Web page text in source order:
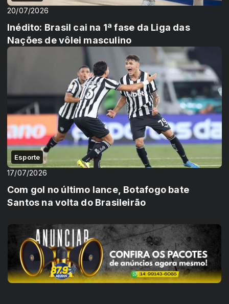
20/07/2026
Inédito: Brasil cai na 1ª fase da Liga das
Nações de vôlei masculino
Esporte
17/07/2026
Com gol no último lance, Botafogo bate
Santos na volta do Brasileirão